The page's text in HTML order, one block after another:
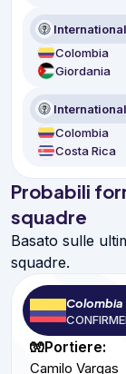
Colombia
Giordania
Colombia
Costa Rica
Probabili
squadre
Basato sulle
squadre.
Colombia
🧤Portiere:
Camilo Vargas